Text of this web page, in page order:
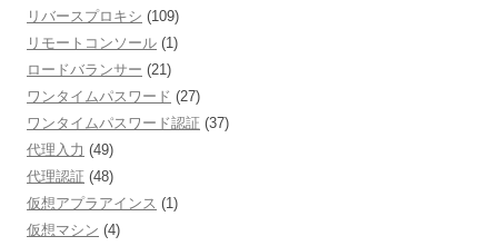
リバースプロキシ (109)
リモートコンソール (1)
ロードバランサー (21)
ワンタイムパスワード (27)
ワンタイムパスワード認証 (37)
代理入力 (49)
代理認証 (48)
仮想アプラアインス (1)
仮想マシン (4)